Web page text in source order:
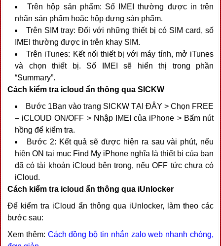
Trên hộp sản phẩm: Số IMEI thường được in trên
nhãn sản phẩm hoặc hộp đựng sản phẩm.
Trên SIM tray: Đối với những thiết bị có SIM card, số
IMEI thường được in trên khay SIM.
Trên iTunes: Kết nối thiết bị với máy tính, mở iTunes
và chọn thiết bị. Số IMEI sẽ hiển thị trong phần
“Summary”.
Cách kiểm tra icloud ẩn thông qua SICKW
Bước 1Bạn vào trang SICKW TẠI ĐÂY > Chọn FREE
– iCLOUD ON/OFF > Nhập IMEI của iPhone > Bấm nút
hồng để kiểm tra.
Bước 2: Kết quả sẽ được hiện ra sau vài phút, nếu
hiện ON tại mục Find My iPhone nghĩa là thiết bị của bạn
đã có tài khoản iCloud bên trong, nếu OFF tức chưa có
iCloud.
Cách kiểm tra icloud ẩn thông qua iUnlocker
Để kiểm tra iCloud ẩn thông qua iUnlocker, làm theo các
bước sau:
Xem thêm: Cách đồng bộ tin nhắn zalo web nhanh chóng,